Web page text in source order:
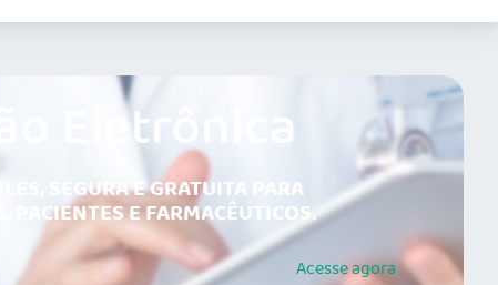
Eletrônica
SEGURA E GRATUITA PARA
PACIENTES E FARMACÊUTICOS.
Acesseagora